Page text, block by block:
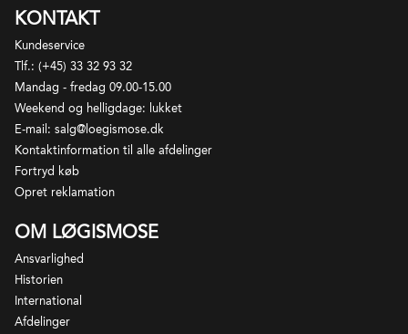
KONTAKT
Kundeservice
Tlf.: (+45) 33 32 93 32
Mandag - fredag 09.00-15.00
Weekend og helligdage: lukket
E-mail: salg@loegismose.dk
Kontaktinformation til alle afdelinger
Fortryd køb
Opret reklamation
OM LØGISMOSE
Ansvarlighed
Historien
International
Afdelinger